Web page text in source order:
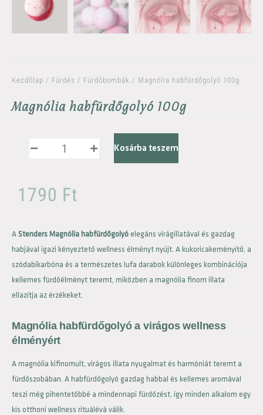
Kezdőlap / Fürdés / Fürdőbombák / Magnólia habfürdőgolyó 100g
Magnólia habfürdőgolyó 100g
Kosárba teszem
1790 Ft
AStenders Magnólia habfürdőgolyóelegáns virágillatával és gazdag
habjával igazi kényeztető wellness élményt nyújt. A kukoricakeményítő, a
szódabikarbóna és a természetes lufa darabok különleges kombinációja
kellemes fürdőélményt teremt, miközben a magnólia finom illata
ellazítja az érzékeket.
Magnólia habfürdőgolyó a virágos wellness
élményért
A magnólia kifinomult, virágos illata nyugalmat és harmóniát teremt a
fürdőszobában. A habfürdőgolyó gazdag habbal és kellemes aromával
teszi még pihentetőbbé a mindennapi fürdőzést, így minden alkalom egy
kis otthoni wellness rituálévá válik.